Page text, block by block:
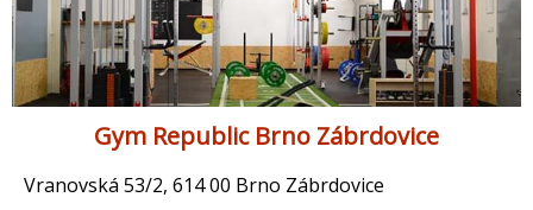
Gym Republic Brno Zábrdovice
Vranovská 53/2, 614 00 Brno Zábrdovice